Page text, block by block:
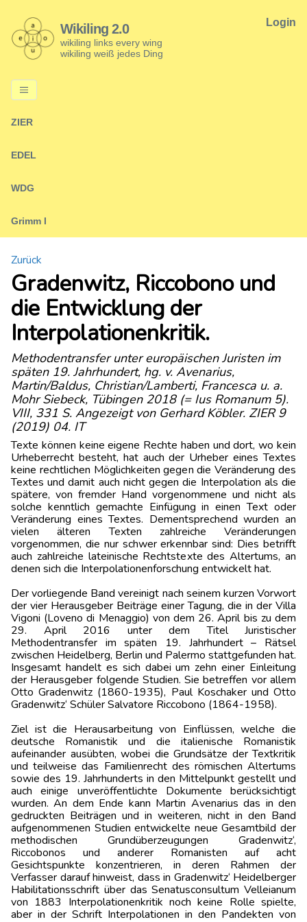
Wikiling 2.0
wikiling links every wing
wikiling weiß jedes Ding
Login
ZIER
EDEL
WDG
Grimm I
Zurück
Gradenwitz, Riccobono und
die Entwicklung der
Interpolationenkritik.
Methodentransfer unter europäischen Juristen im
späten 19. Jahrhundert, hg. v. Avenarius,
Martin/Baldus, Christian/Lamberti, Francesca u. a.
Mohr Siebeck, Tübingen 2018 (= Ius Romanum 5).
VIII, 331 S. Angezeigt von Gerhard Köbler. ZIER 9
(2019) 04. IT
Texte können keine eigene Rechte haben und dort, wo kein
Urheberrecht besteht, hat auch der Urheber eines Textes
keine rechtlichen Möglichkeiten gegen die Veränderung des
Textes und damit auch nicht gegen die Interpolation als die
spätere, von fremder Hand vorgenommene und nicht als
solche kenntlich gemachte Einfügung in einen Text oder
Veränderung eines Textes. Dementsprechend wurden an
vielen älteren Texten zahlreiche Veränderungen
vorgenommen, die nur schwer erkennbar sind: Dies betrifft
auch zahlreiche lateinische Rechtstexte des Altertums, an
denen sich die Interpolationenforschung entwickelt hat.
Der vorliegende Band vereinigt nach seinem kurzen Vorwort
der vier Herausgeber Beiträge einer Tagung, die in der Villa
Vigoni (Loveno di Menaggio) von dem 26. April bis zu dem
29. April 2016 unter dem Titel Juristischer
Methodentransfer im späten 19. Jahrhundert – Rätsel
zwischen Heidelberg, Berlin und Palermo stattgefunden hat.
Insgesamt handelt es sich dabei um zehn einer Einleitung
der Herausgeber folgende Studien. Sie betreffen vor allem
Otto Gradenwitz (1860-1935), Paul Koschaker und Otto
Gradenwitz‘ Schüler Salvatore Riccobono (1864-1958).
Ziel ist die Herausarbeitung von Einflüssen, welche die
deutsche Romanistik und die italienische Romanistik
aufeinander ausübten, wobei die Grundsätze der Textkritik
und teilweise das Familienrecht des römischen Altertums
sowie des 19. Jahrhunderts in den Mittelpunkt gestellt und
auch einige unveröffentlichte Dokumente berücksichtigt
wurden. An dem Ende kann Martin Avenarius das in den
gedruckten Beiträgen und in weiteren, nicht in den Band
aufgenommenen Studien entwickelte neue Gesamtbild der
methodischen Grundüberzeugungen Gradenwitz‘,
Riccobonos und anderer Romanisten auf acht
Gesichtspunkte konzentrieren, in deren Rahmen der
Verfasser darauf hinweist, dass in Gradenwitz‘ Heidelberger
Habilitationsschrift über das Senatusconsultum Velleianum
von 1883 Interpolationenkritik noch keine Rolle spielte,
aber in der Schrift Interpolationen in den Pandekten von